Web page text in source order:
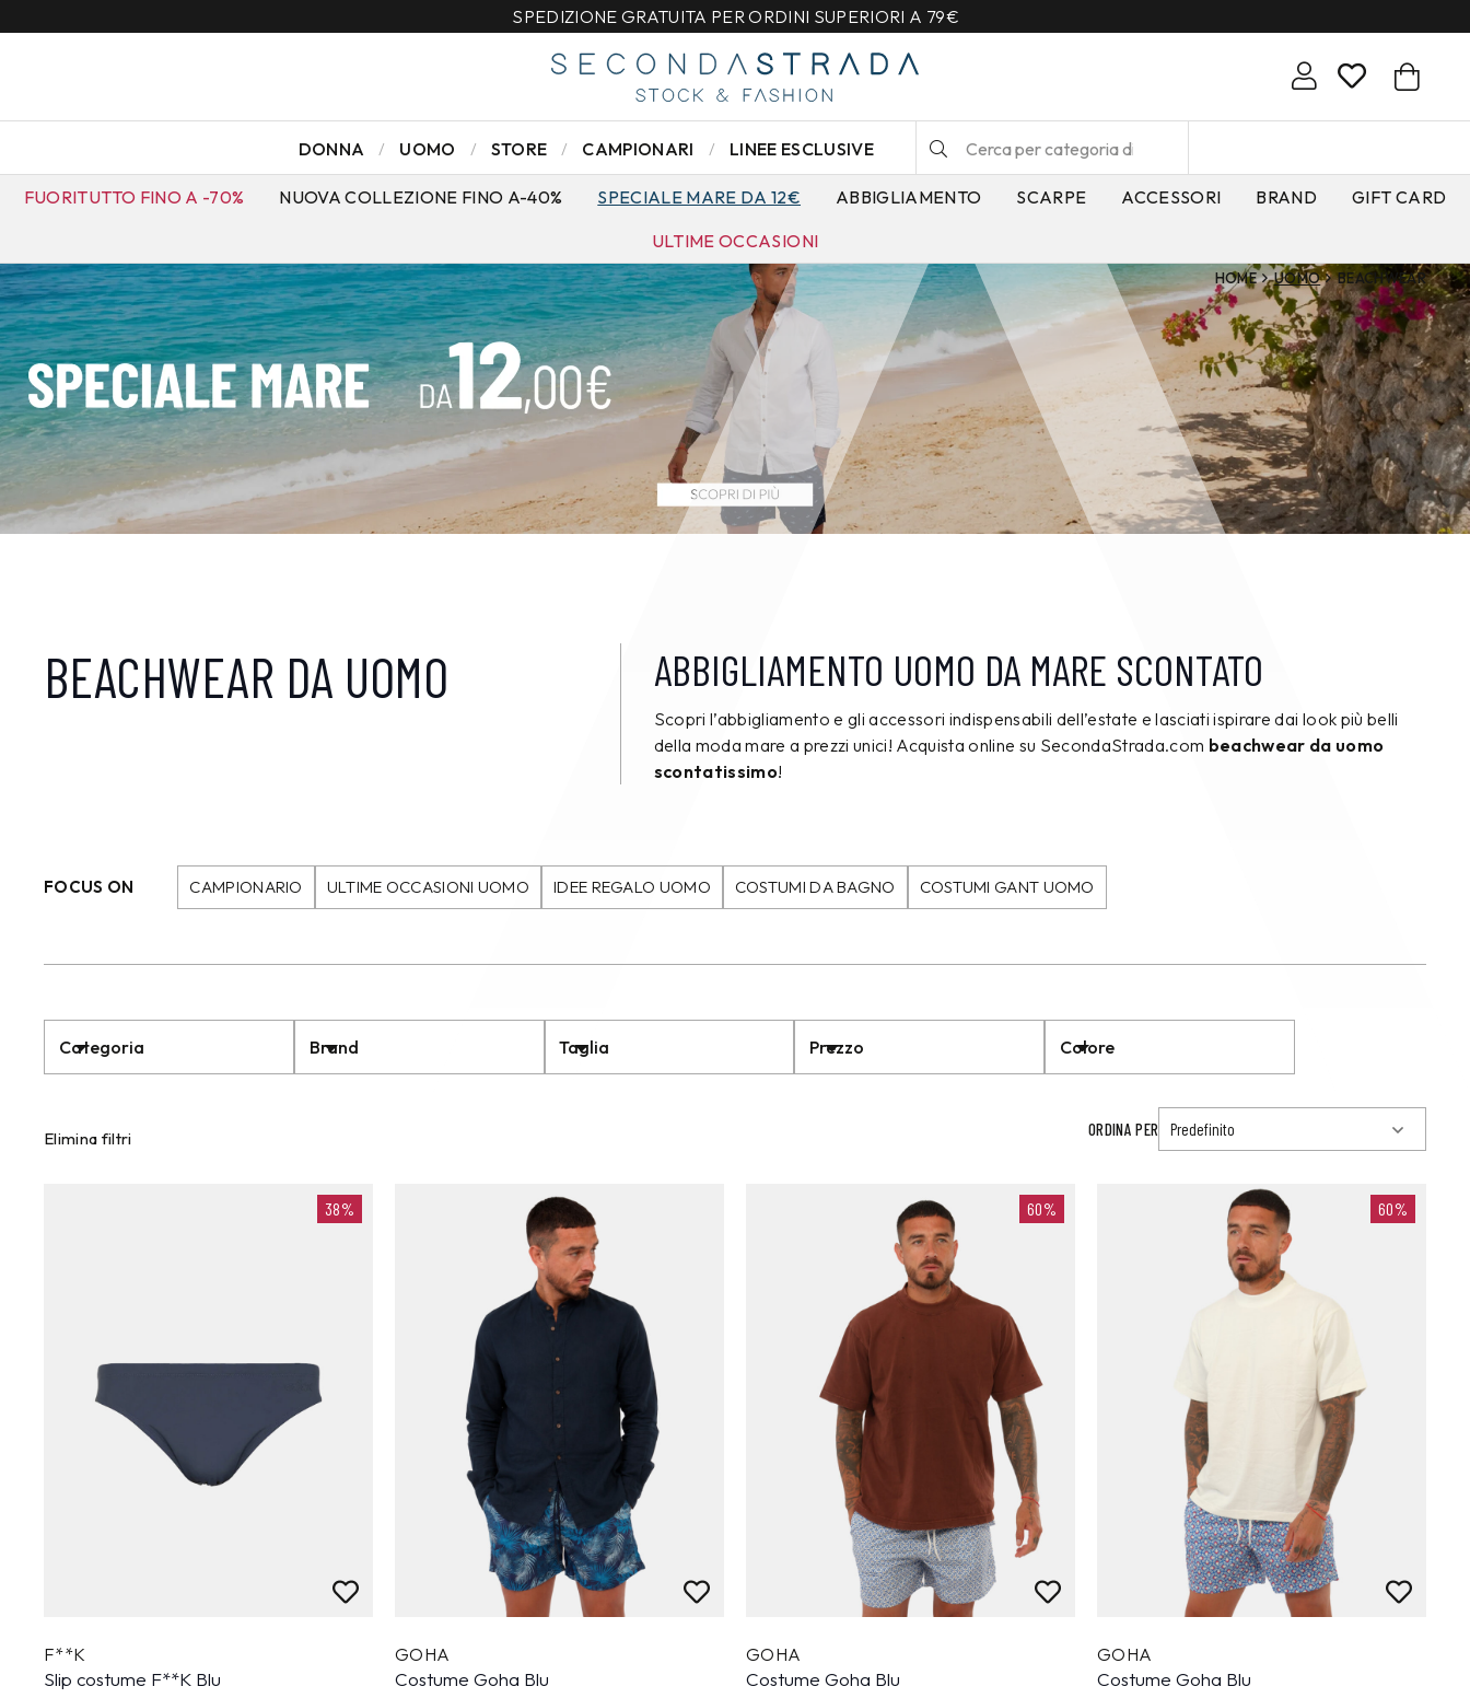
SPEDIZIONE GRATUITA PER ORDINI SUPERIORI A 79€
DONNA UOMO
FUORITUTTO FINO A -70% NUOVA COLLEZIONE FINO A-40% SPECIALE MARE DA 12€ ABBIGLIAMENTO SCARPE ACCESSORI BRAND
GIFT CARD
ULTIME OCCASIONI
STORE CAMPIONARI LINEE ESCLUSIVE
HOME UOMO BEACHWEAR
BEACHWEAR DA UOMO ABBIGLIAMENTO UOMO DA MARE SCONTATO
Scopri l’abbigliamento e gli accessori indispensabili dell’estate e lasciati ispirare dai look più belli
della moda mare a prezzi unici! Acquista online su SecondaStrada.com beachwear da uomo
scontatissimo!
FOCUS ON CAMPIONARIO ULTIME OCCASIONI UOMO IDEE REGALO UOMO COSTUMI DA BAGNO COSTUMI GANT UOMO
Categoria Brand Taglia Prezzo Colore
Elimina filtri ORDINA PER
38%
F**K
Slip costume F**K Blu
GOHA
Costume Goha Blu
60%
GOHA
Costume Goha Blu
60%
GOHA
Costume Goha Blu